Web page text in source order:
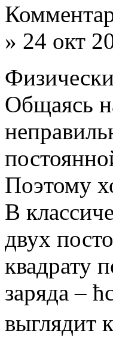
» 24 окт
Общаясь
Поэтому
В
двух
квадрату
заряда –
выглядит